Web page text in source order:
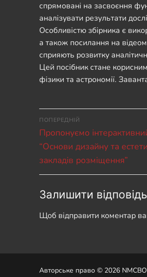
спрямовані на засвоєння
аналізувати результати
Особливістю збірника є
а також посилання на
сприяють розвитку
Цей посібник стане
фізики та астрономії.
Навігація
записів
ПОПЕРЕДНІЙ
Попередній
запис:
Пропонуємо
“Основи дизайну та
закладів розміщення”
Залишити відповідь
Щоб відправити коментар
Авторське право © 2026